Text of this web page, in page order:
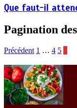
Que faut-il
Pagination
Précédent 1 … 4 5